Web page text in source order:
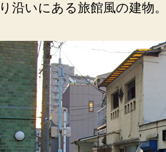
沿いにある旅館風の建物。